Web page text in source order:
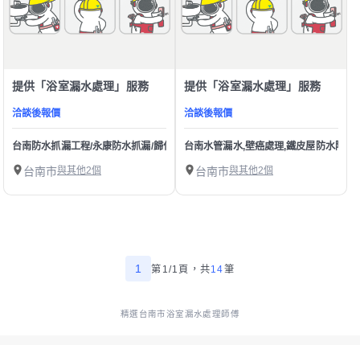
提供「浴室漏水處理」服務
洽談後報價
台南防水抓漏工程/永康防水抓漏/歸仁天花板漏水/新化屋頂防水/龍崎外牆防水/安
台南市與其他2個
提供「浴室漏水處理」服務
洽談後報價
台南水管漏水,壁癌處理,鐵皮屋防水隔熱
台南市與其他2個
1 第1/1頁， 共14筆
精選台南市浴室漏水處理師傅